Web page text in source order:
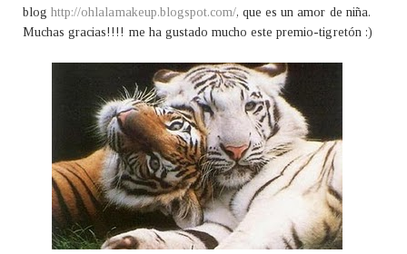
bloghttp://ohlalamakeup.blogspot.com/, que es un amor de niña.
Muchas gracias!!!! me ha gustado mucho este premio-tigretón :)